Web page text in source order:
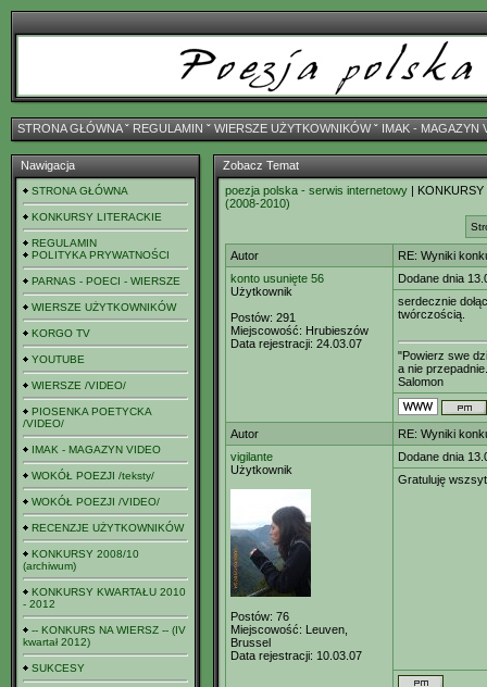
STRONA GŁÓWNAˇ REGULAMIN ˇ WIERSZE UŻYTKOWNIKÓWˇ IMAK - MAGAZYN
Nawigacja
STRONA GŁÓWNA
KONKURSY LITERACKIE
REGULAMIN
POLITYKA PRYWATNOŚCI
PARNAS - POECI - WIERSZE
WIERSZE UŻYTKOWNIKÓW
KORGO TV
YOUTUBE
WIERSZE /VIDEO/
PIOSENKA POETYCKA
/VIDEO/
IMAK - MAGAZYN VIDEO
WOKÓŁ POEZJI /teksty/
WOKÓŁ POEZJI /VIDEO/
RECENZJE UŻYTKOWNIKÓW
KONKURSY 2008/10
(archiwum)
KONKURSY KWARTAŁU 2010
- 2012
-- KONKURS NA WIERSZ -- (IV
kwartał 2012)
SUKCESY
Zobacz Temat
poezja polska - serwis internetowy |
(2008-2010)
Autor
RE: Wyniki
konto usunięte 56
Użytkownik
Postów: 291
Miejscowość: Hrubieszów
Data rejestracji: 24.03.07
Dodane dnia
serdecznie
twórczością.
"Powierz swe
a nie
Salomon
Autor
RE: Wyniki
vigilante
Użytkownik
Postów: 76
Miejscowość: Leuven,
Brussel
Data rejestracji: 10.03.07
Dodane dnia
Gratuluję